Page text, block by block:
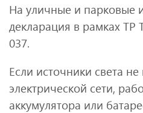
На уличные и парковые
декларация в рамках ТР
037.
Если источники света
электрической сети,
аккумулятора или